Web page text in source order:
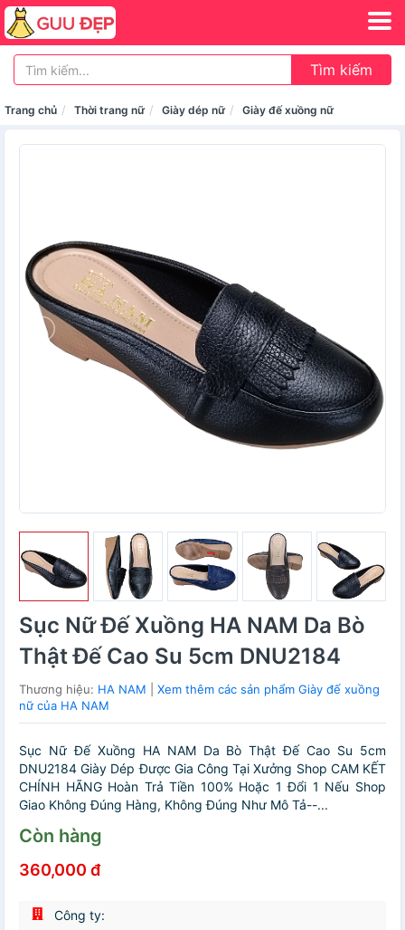
Tìm kiếm
Trang chủ Thời trang nữ Giày dép nữ Giày đế xuồng nữ
Sục Nữ Đế Xuồng HA NAM Da Bò
Thật Đế Cao Su 5cm DNU2184
Thương hiệu: HA NAM
Xem thêm các sản phẩm Giày đế xuồng
nữ của HA NAM
Sục Nữ Đế Xuồng HA NAM Da Bò Thật Đế Cao Su 5cm
DNU2184 Giày Dép Được Gia Công Tại Xưởng Shop CAM KẾT
CHÍNH HÃNG Hoàn Trả Tiền 100% Hoặc 1 Đổi 1 Nếu Shop
Giao Không Đúng Hàng, Không Đúng Như Mô Tả--...
Còn hàng
360,000 đ
Công ty: